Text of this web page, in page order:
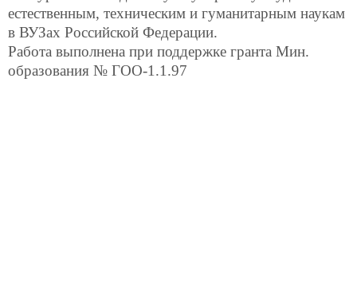
естественным, техническим и гуманитарным наукам
в ВУЗах Российской Федерации.
Работа выполнена при поддержке гранта Мин.
образования № ГОО-1.1.97